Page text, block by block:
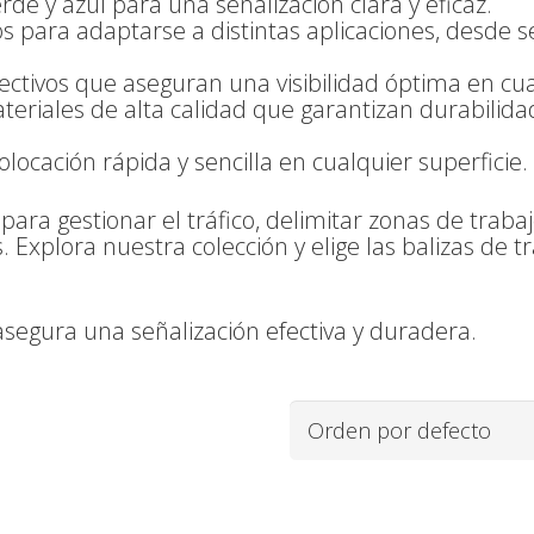
para adaptarse a distintas aplicaciones, desde
que aseguran una visibilidad óptima en
de alta calidad que garantizan
rápida y sencilla en cualquier superficie.
gestionar el tráfico, delimitar zonas de
nuestra colección y elige las balizas de
una señalización efectiva y duradera.